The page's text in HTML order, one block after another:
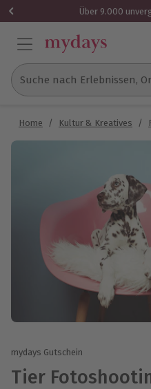
Über 9.000
Suche nach Erlebnissen,
Home / Kultur & Kreatives /
mydays Gutschein
Tier